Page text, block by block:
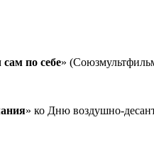
по себе»
» ко Дню воздушно-